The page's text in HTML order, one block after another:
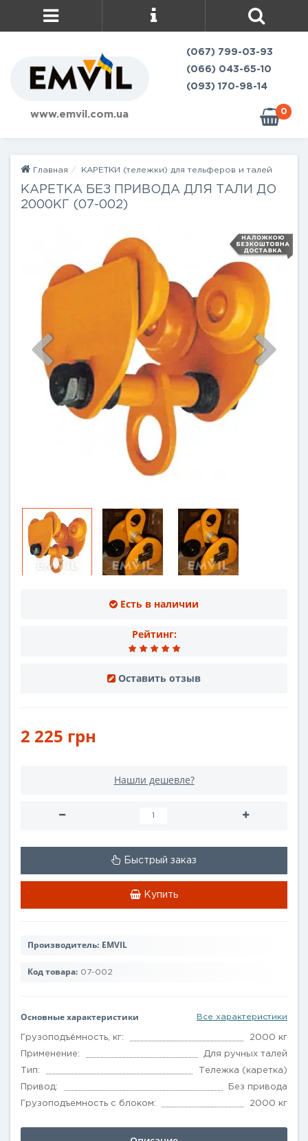
www.emvil.com.ua
(067) 799-03-93
(066) 043-65-10
(093) 170-98-14
0
Главная КАРЕТКИ (тележки) для тельферов и талей
КАРЕТКА БЕЗ ПРИВОДА ДЛЯ ТАЛИ ДО
2000КГ (07-002)
Есть в наличии
Рейтинг:
Оставить отзыв
2 225 грн
Нашли дешевле?
Быстрый заказ
Купить
Производитель: EMVIL
Код товара: 07-002
Основные характеристики Все характеристики
Грузоподъёмность, кг: 2000 кг
Применение: Для ручных талей
Тип: Тележка (каретка)
Привод: Без привода
Грузоподъемность с блоком: 2000 кг